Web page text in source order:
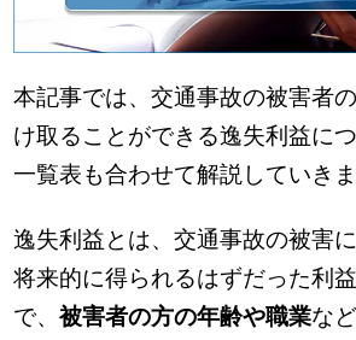
本記事では、交通事故の被害者
け取ることができる逸失利益に
一覧表も合わせて解説していきま
逸失利益とは、交通事故の被害
将来的に得られるはずだった利
で、被害者の方の年齢や職業な